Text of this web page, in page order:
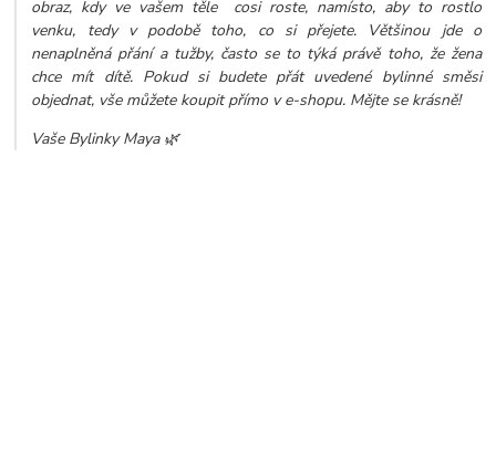
obraz, kdy ve vašem těle cosi roste, namísto, aby to rostlo
venku, tedy v podobě toho, co si přejete. Většinou jde o
nenaplněná přání a tužby, často se to týká právě toho, že žena
chce mít dítě. Pokud si budete přát uvedené bylinné směsi
objednat, vše můžete koupit přímo v e-shopu. Mějte se krásně!
Vaše Bylinky Maya 🌿